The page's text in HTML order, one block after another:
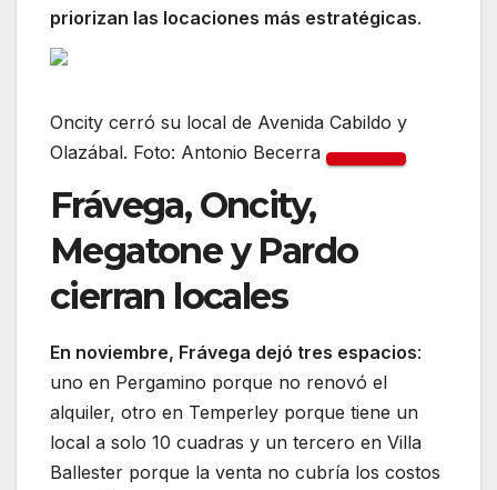
priorizan las locaciones más estratégicas.
Oncity cerró su local de Avenida Cabildo y
Olazábal. Foto: Antonio Becerra
Frávega, Oncity,
Megatone y Pardo
cierran locales
En noviembre, Frávega dejó tres espacios:
uno en Pergamino porque no renovó el
alquiler, otro en Temperley porque tiene un
local a solo 10 cuadras y un tercero en Villa
Ballester porque la venta no cubría los costos